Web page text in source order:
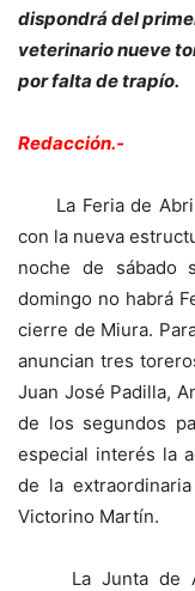
dispondrá del
veterinario nueve
por falta de trapío.
Redacción.-
La Feria de Abril
con la nueva
noche de sábado
domingo no habrá
cierre de Miura.
anuncian tres
Juan José Padilla,
de los segundos
especial interés la
de la
Victorino Martín.
La Junta de